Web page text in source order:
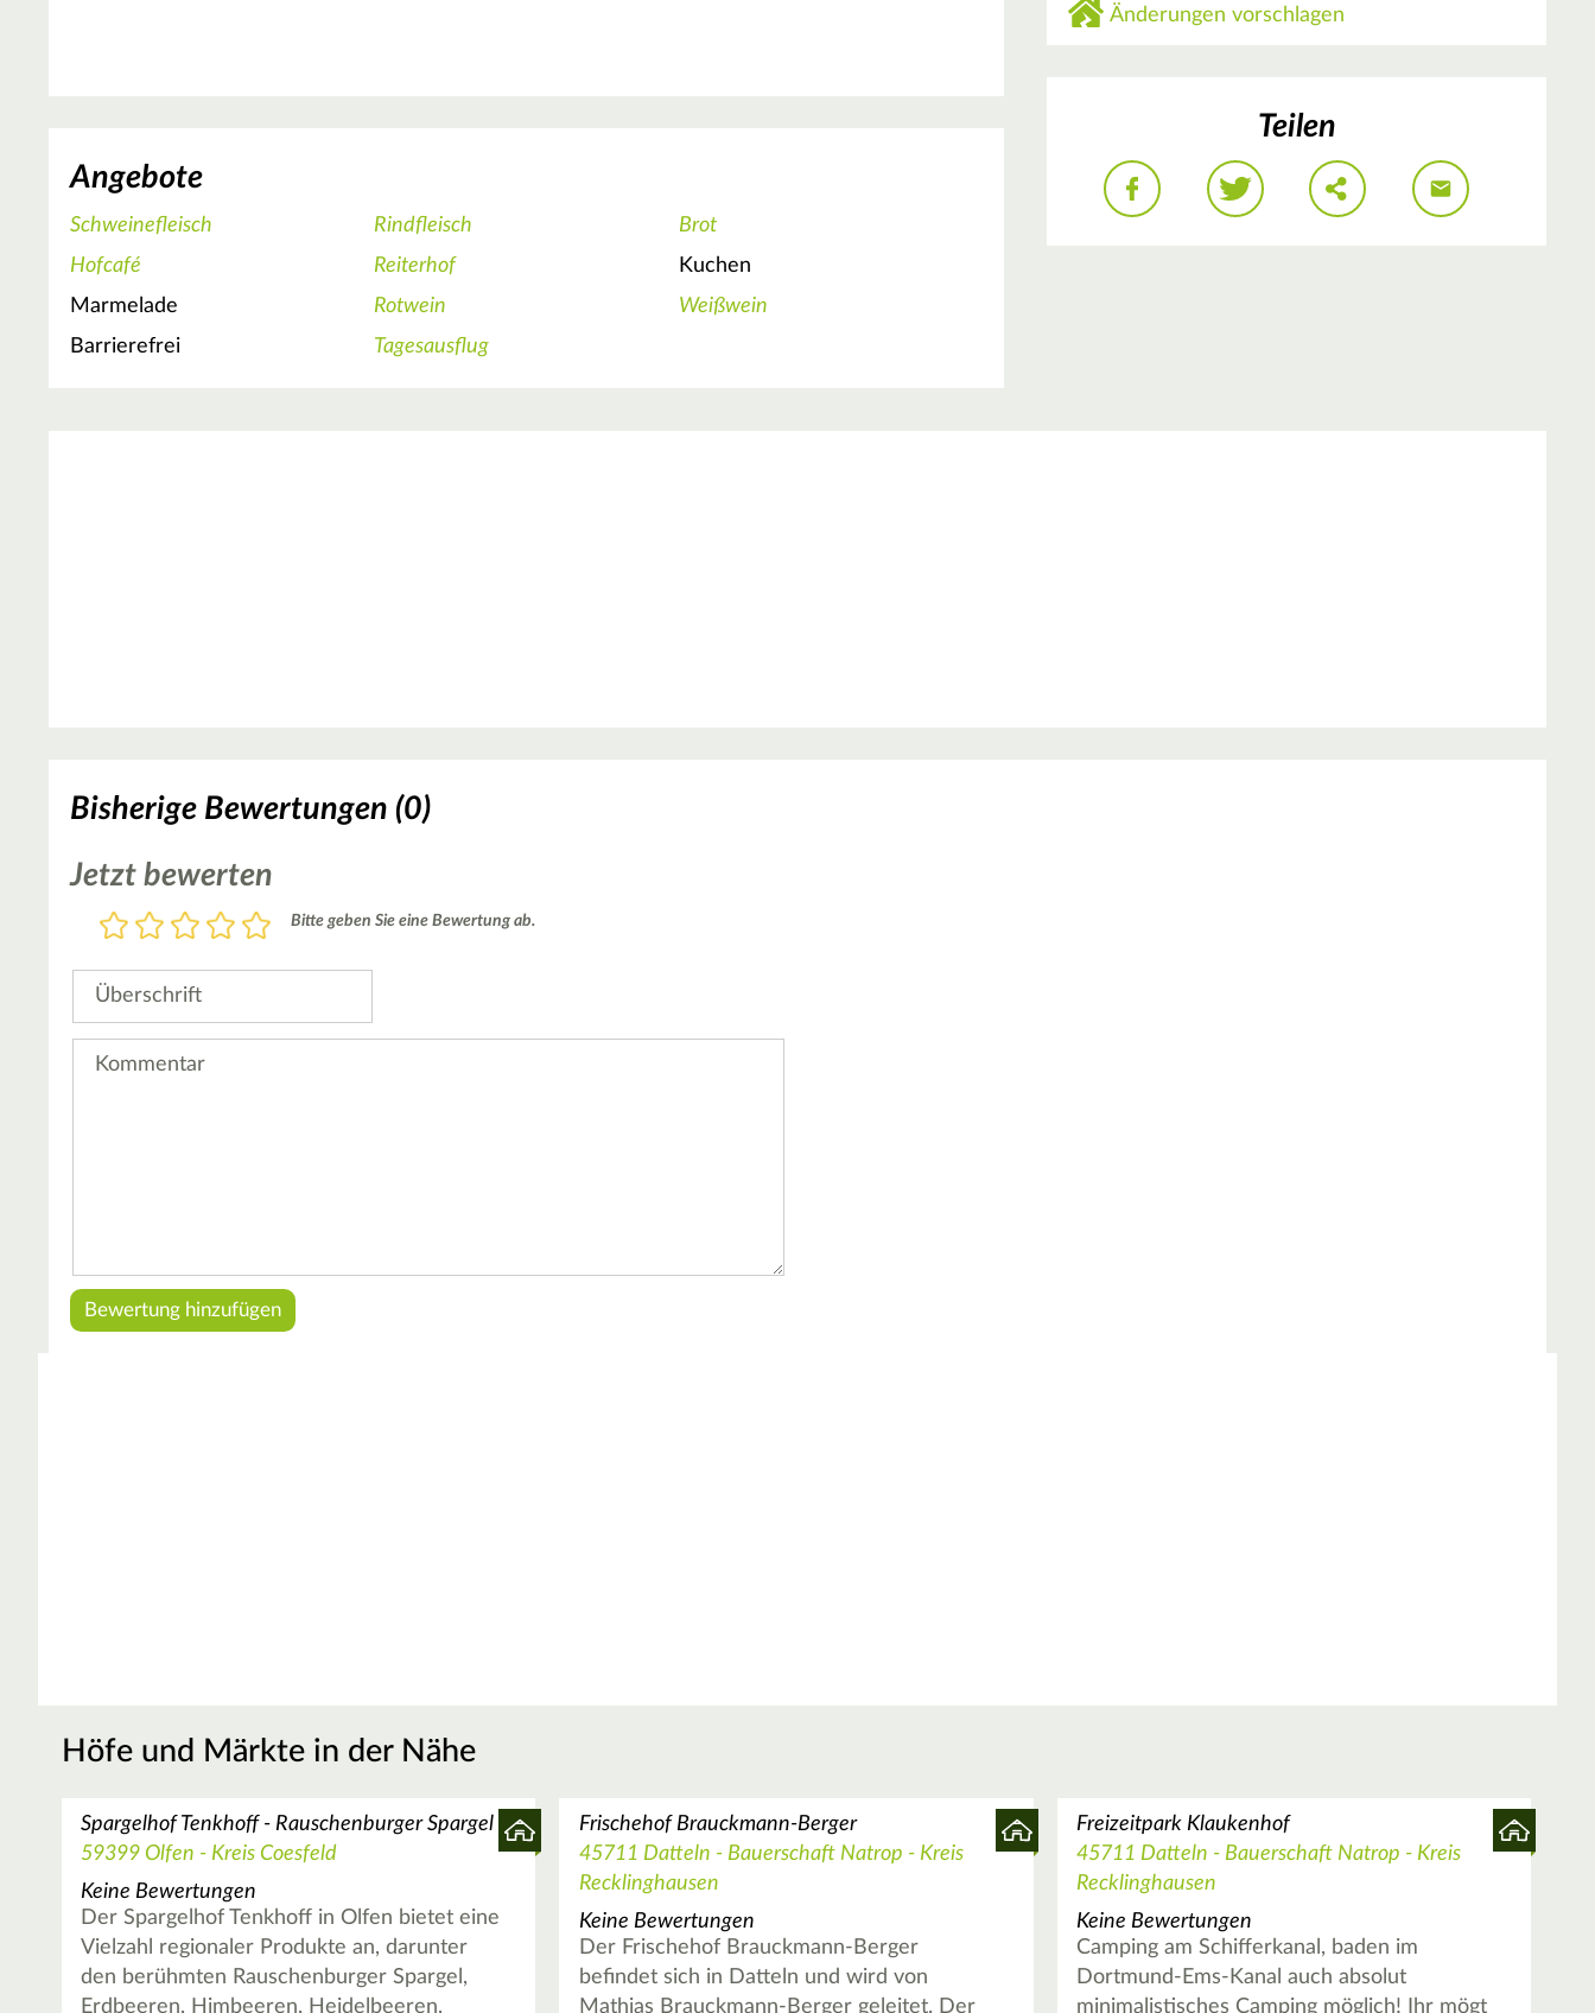
Angebote
Schweinefleisch Rindfleisch
Brot
Hofcafé
Reiterhof
Kuchen
Marmelade
Rotwein
Weißwein
Barrierefrei
Tagesausflug
Änderungen vorschlagen
Teilen
Bisherige Bewertungen (0)
Jetzt bewerten
Bewertung
5
4
3
2
1
Bitte geben Sie eine Bewertung ab.
Überschrift
Höfe und Märkte in der Nähe
Spargelhof Tenkhoff - Rauschenburger Spargel
59399 Olfen - Kreis Coesfeld
Keine Bewertungen
Der Spargelhof Tenkhoff in Olfen bietet eine
Vielzahl regionaler Produkte an, darunter
den berühmten Rauschenburger Spargel,
Erdbeeren, Himbeeren, Heidelbeeren,
Frischehof Brauckmann-Berger
45711 Datteln - Bauerschaft Natrop - Kreis
Recklinghausen
Keine Bewertungen
Der Frischehof Brauckmann-Berger
befindet sich in Datteln und wird von
Mathias Brauckmann-Berger geleitet. Der
Freizeitpark Klaukenhof
45711 Datteln - Bauerschaft Natrop - Kreis
Recklinghausen
Keine Bewertungen
Camping am Schifferkanal, baden im
Dortmund-Ems-Kanal auch absolut
minimalistisches Camping möglich! Ihr mögt